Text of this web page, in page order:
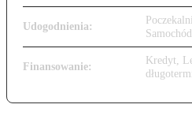
Udogodnienia:
Finansowanie:
Kredyt,